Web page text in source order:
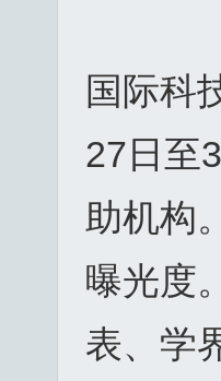
国际科
27日至
助机构
曝光度
表、学